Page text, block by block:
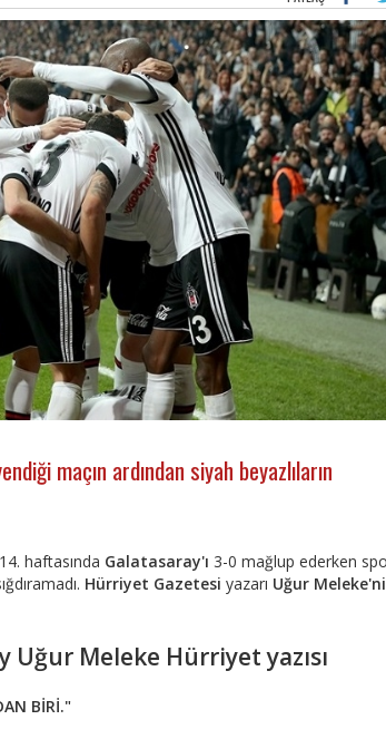
maçın ardından siyah beyazlıların
14. haftasında Galatasaray'ı 3-0 mağlup ederken
Hürriyet Gazetesi yazarı Uğur
Uğur Meleke Hürriyet yazısı
BİRİ."